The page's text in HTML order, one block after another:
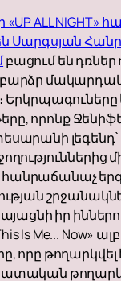
ALL NIGHT»
Սարգսյան
բացում են դռներ
որոնք
իր
Is Me... Now»
որը թողարկվել